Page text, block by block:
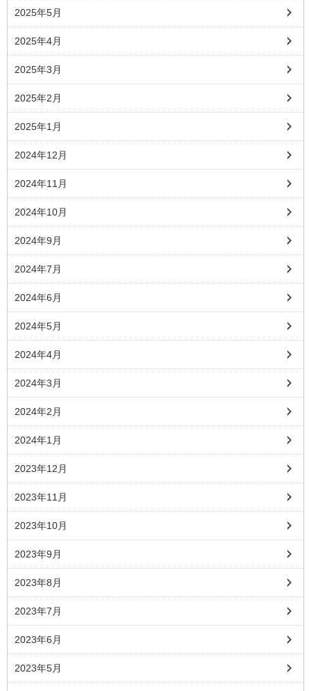
2025年5月
2025年4月
2025年3月
2025年2月
2025年1月
2024年12月
2024年11月
2024年10月
2024年9月
2024年7月
2024年6月
2024年5月
2024年4月
2024年3月
2024年2月
2024年1月
2023年12月
2023年11月
2023年10月
2023年9月
2023年8月
2023年7月
2023年6月
2023年5月